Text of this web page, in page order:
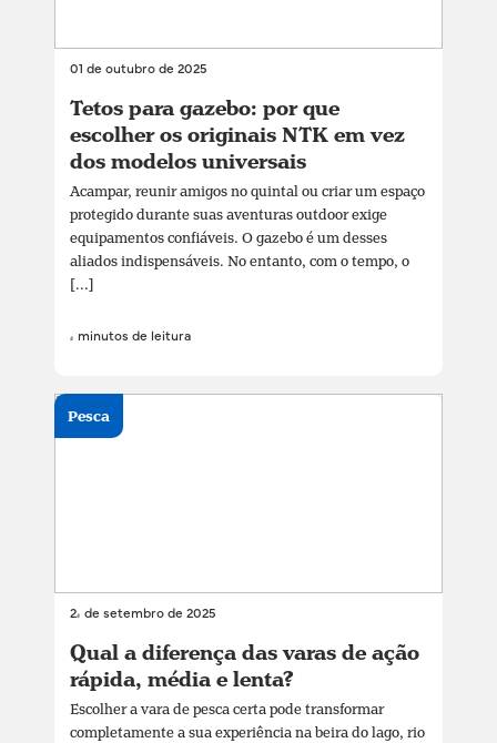
01 de outubro de 2025
Tetos para gazebo: por que
escolher os originais NTK em vez
dos modelos universais
Acampar, reunir amigos no quintal ou criar um espaço
protegido durante suas aventuras outdoor exige
equipamentos confiáveis. O gazebo é um desses
aliados indispensáveis. No entanto, com o tempo, o
[...]
4 minutos de leitura
24 de setembro de 2025
Qual a diferença das varas de ação
rápida, média e lenta?
Escolher a vara de pesca certa pode transformar
completamente a sua experiência na beira do lago, rio
Pesca